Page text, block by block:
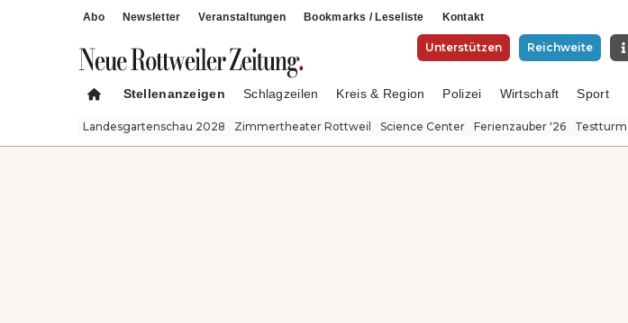
Abo Newsletter Veranstaltungen Bookmarks / Leseliste Kontakt
Unterstützen Reichweite
Stellenanzeigen Schlagzeilen Kreis & Region Polizei Wirtschaft Sport
Landesgartenschau 2028 Zimmertheater Rottweil Science Center Ferienzauber '26 Testturm